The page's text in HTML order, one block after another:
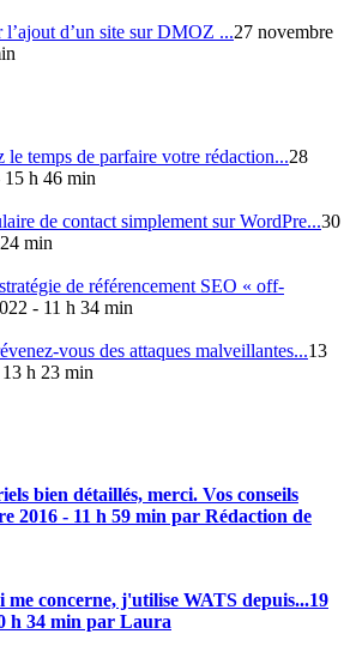
l’ajout d’un site sur DMOZ ...27 novembre
le temps de parfaire votre rédaction...28
h 46 min
de contact simplement sur WordPre...30
min
de référencement SEO « off-
- 11 h 34 min
vous des attaques malveillantes...13
h 23 min
bien détaillés, merci. Vos conseils
2016 - 11 h 59 min par Rédaction de
me concerne, j'utilise WATS depuis...19
h 34 min par Laura